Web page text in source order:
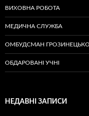
ВИХОВНА РОБОТА
МЕДИЧНА СЛУЖБА
ОМБУДСМАН
ОБДАРОВАНІ УЧНІ
НЕДАВНІ ЗАПИСИ